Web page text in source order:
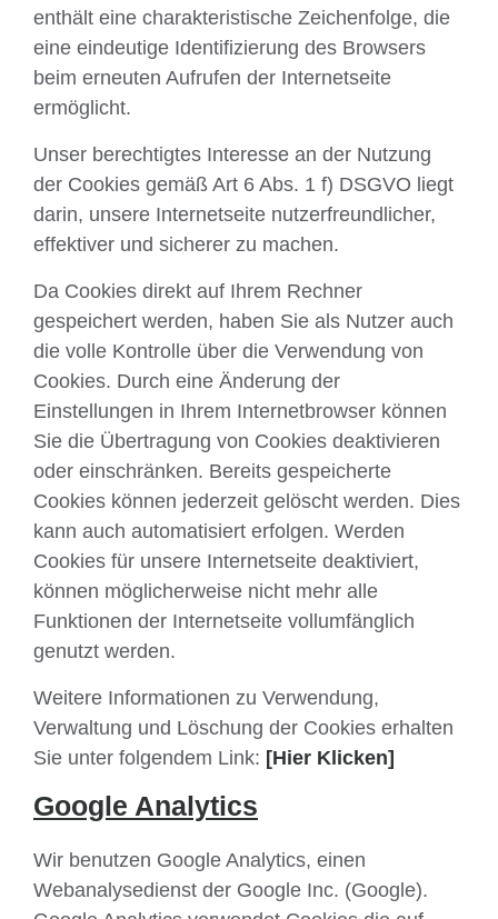
enthält eine charakteristische Zeichenfolge, die
eine eindeutige Identifizierung des Browsers
beim erneuten Aufrufen der Internetseite
ermöglicht.
Unser berechtigtes Interesse an der Nutzung
der Cookies gemäß Art 6 Abs. 1 f) DSGVO liegt
darin, unsere Internetseite nutzerfreundlicher,
effektiver und sicherer zu machen.
Da Cookies direkt auf Ihrem Rechner
gespeichert werden, haben Sie als Nutzer auch
die volle Kontrolle über die Verwendung von
Cookies. Durch eine Änderung der
Einstellungen in Ihrem Internetbrowser können
Sie die Übertragung von Cookies deaktivieren
oder einschränken. Bereits gespeicherte
Cookies können jederzeit gelöscht werden. Dies
kann auch automatisiert erfolgen. Werden
Cookies für unsere Internetseite deaktiviert,
können möglicherweise nicht mehr alle
Funktionen der Internetseite vollumfänglich
genutzt werden.
Weitere Informationen zu Verwendung,
Verwaltung und Löschung der Cookies erhalten
Sie unter folgendem Link: [Hier Klicken]
Google Analytics
Wir benutzen Google Analytics, einen
Webanalysedienst der Google Inc. (Google).